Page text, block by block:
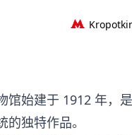
馆始建于 1912 年，
独特作品。